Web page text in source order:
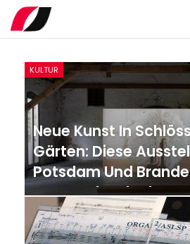
KULTUR
Neue Kunst In
Gärten: Diese
Potsdam Und
Besser Als Urlaub